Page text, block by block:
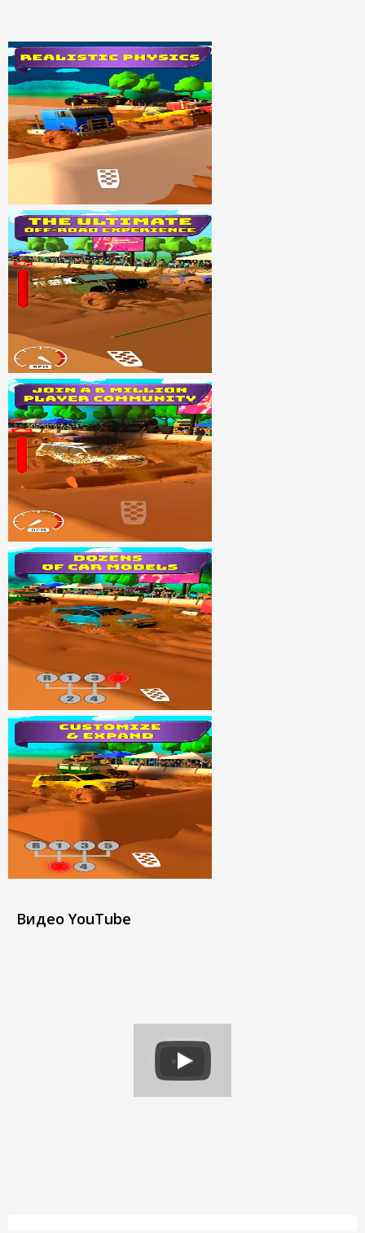
Видео YouTube